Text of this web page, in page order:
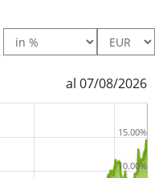
Il segmento
di assicurazioni
con
Berkshire
in eccesso di perdita,
al 07/08/2026
10.00%
15.00%